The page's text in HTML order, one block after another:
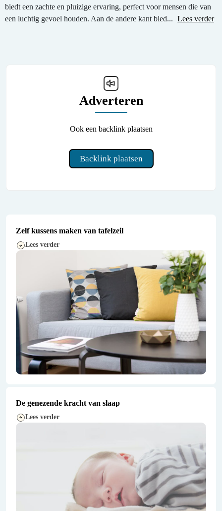
biedt een zachte en pluizige ervaring, perfect voor mensen die van
een luchtig gevoel houden. Aan de andere kant bied... Lees verder
Adverteren
Ook een backlink plaatsen
Backlink plaatsen
Zelf kussens maken van tafelzeil
Lees verder
De genezende kracht van slaap
Lees verder